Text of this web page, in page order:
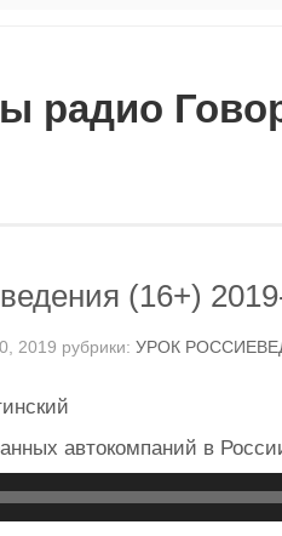
радио
(16+)
2019 рубрики: УРОК
автокомпаний в